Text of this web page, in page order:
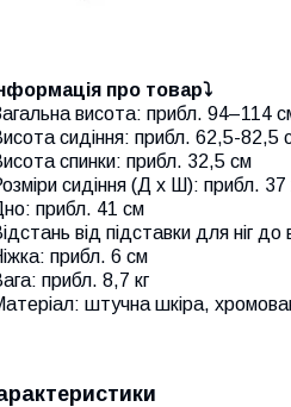
про товар⤵
висота: прибл. 94–114
сидіння: прибл. 62,5-82,5
спинки: прибл. 32,5 см
сидіння (Д x Ш): прибл.
прибл. 41 см
від підставки для ніг
прибл. 6 см
прибл. 8,7 кг
штучна шкіра,